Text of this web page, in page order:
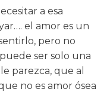
a esa
el amor es un
pero no
ser solo una
parezca, que al
no es amor ósea